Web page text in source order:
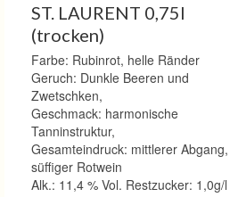
ST. LAURENT 0,75l
(trocken)
Farbe: Rubinrot, helle Ränder
Geruch: Dunkle Beeren und
Zwetschken,
Geschmack: harmonische
Tanninstruktur,
Gesamteindruck: mittlerer Abgang,
süffiger Rotwein
Alk.: 11,4 % Vol. Restzucker: 1,0g/l